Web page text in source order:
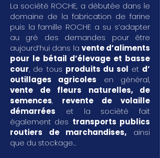
La société ROCHE, a débutée dans le
domaine de la fabrication de farine
puis la famille ROCHE a su s’adapter
au gré des demandes pour être
aujourd’hui dans la vente d’aliments
pour le bétail d’élevage et basse
cour, de tous produits du sol et d’
outillages agricoles en général,
vente de fleurs naturelles, de
semences, revente de volaille
démarrées et la société fait
également des transports publics
routiers de marchandises, ainsi
que du stockage...